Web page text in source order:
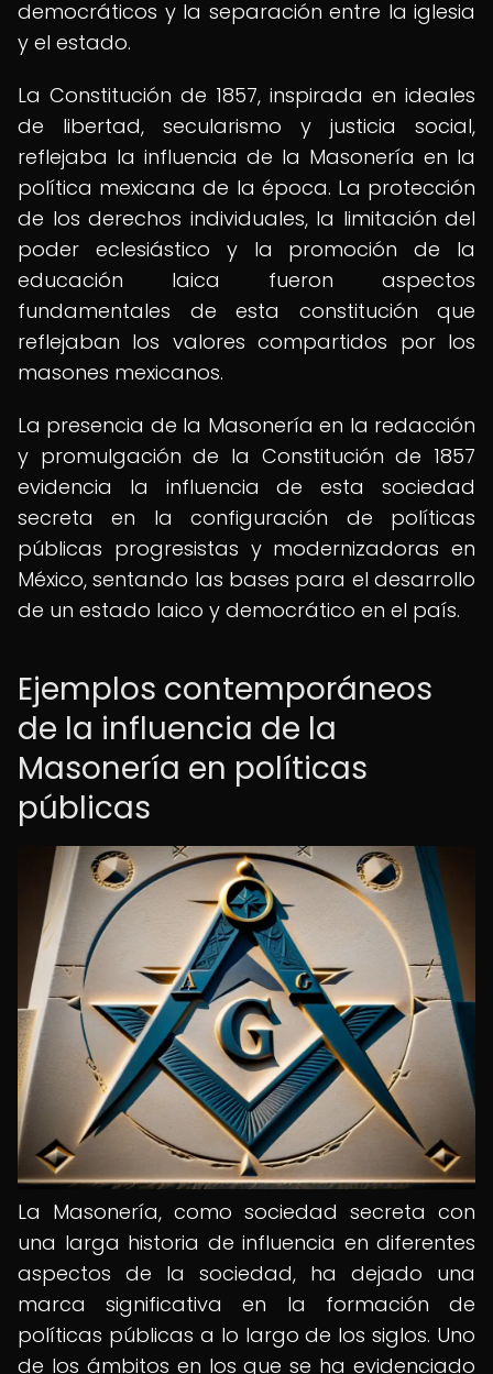
democráticos y la separación entre la iglesia
y el estado.
La Constitución de 1857, inspirada en ideales
de libertad, secularismo y justicia social,
reflejaba la influencia de la Masonería en la
política mexicana de la época. La protección
de los derechos individuales, la limitación del
poder eclesiástico y la promoción de la
educación laica fueron aspectos
fundamentales de esta constitución que
reflejaban los valores compartidos por los
masones mexicanos.
La presencia de la Masonería en la redacción
y promulgación de la Constitución de 1857
evidencia la influencia de esta sociedad
secreta en la configuración de políticas
públicas progresistas y modernizadoras en
México, sentando las bases para el desarrollo
de un estado laico y democrático en el país.
Ejemplos contemporáneos
de la influencia de la
Masonería en políticas
públicas
La Masonería, como sociedad secreta con
una larga historia de influencia en diferentes
aspectos de la sociedad, ha dejado una
marca significativa en la formación de
políticas públicas a lo largo de los siglos. Uno
de los ámbitos en los que se ha evidenciado